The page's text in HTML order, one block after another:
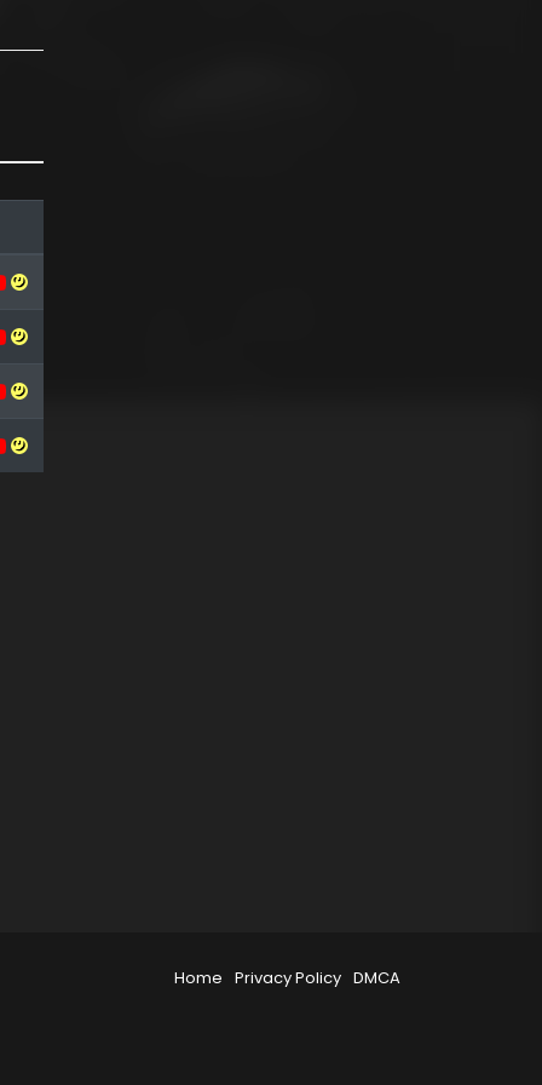
Home Privacy Policy DMCA